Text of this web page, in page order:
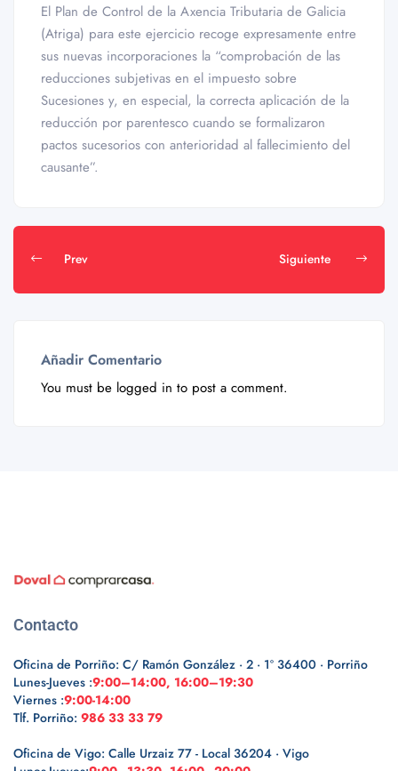
El Plan de Control de la Axencia Tributaria de Galicia
(Atriga) para este ejercicio recoge expresamente entre
sus nuevas incorporaciones la “comprobación de las
reducciones subjetivas en el impuesto sobre
Sucesiones y, en especial, la correcta aplicación de la
reducción por parentesco cuando se formalizaron
pactos sucesorios con anterioridad al fallecimiento del
causante”.
Prev Siguiente
Añadir Comentario
You must be logged in to post a comment.
Contacto
Oficina de Porriño: C/ Ramón González · 2 · 1º 36400 · Porriño
Lunes-Jueves :9:00–14:00, 16:00–19:30
Viernes :9:00-14:00
Tlf. Porriño: 986 33 33 79
Oficina de Vigo: Calle Urzaiz 77 - Local 36204 · Vigo